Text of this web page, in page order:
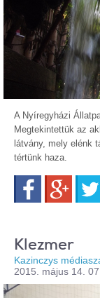
A Nyíregyházi
Megtekintettük az
látvány, mely elénk
tértünk haza.
Facebook
Klezmer
Kazinczys
2015. május 14.